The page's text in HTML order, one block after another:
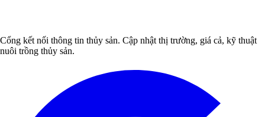
Cổng kết nối thông tin thủy sản. Cập nhật thị trường, giá cả, kỹ thuật
nuôi trồng thủy sản.